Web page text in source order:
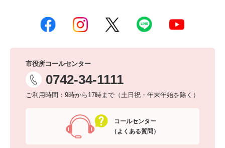
市役所コールセンター
0742-34-1111
ご利用時間：9時から17時まで（土日祝・年末年始を除く）
コールセンター
（よくある質問）